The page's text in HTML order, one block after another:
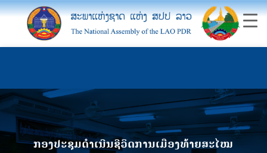
ກອງປະຊຸມດໍາເນີນຊີວິດການເມືອງທ້າຍສະໄໝ